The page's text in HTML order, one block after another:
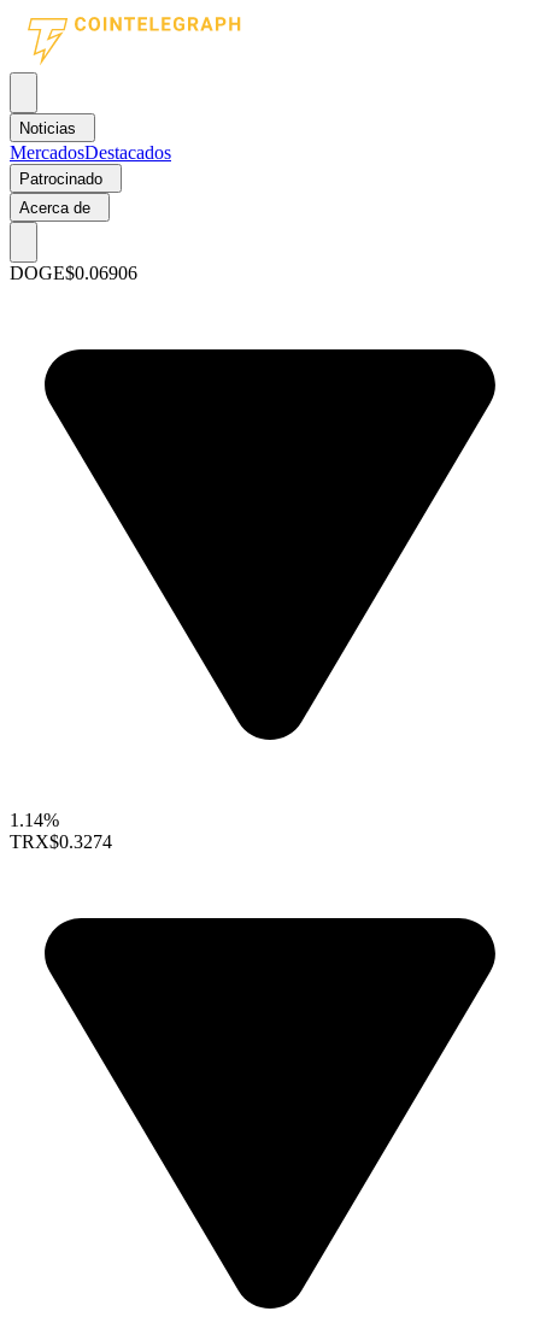
Noticias
MercadosDestacados
Patrocinado
Acerca de
DOGE$0.06906
1.14%
TRX$0.3274